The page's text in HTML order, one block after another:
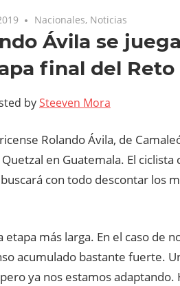
Nacionales, Noticias
Ávila se
final del
bySteeven Mora
Rolando Ávila, de
en Guatemala. El
con todo descontar los
etapa más larga. En el caso
acumulado bastante fuerte.
ya nos estamos